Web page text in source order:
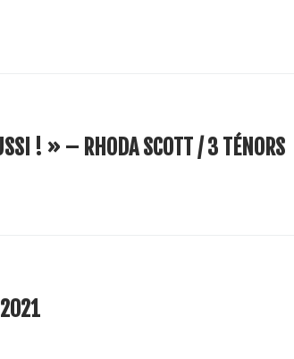
! » – RHODA SCOTT / 3 TÉNORS
2021